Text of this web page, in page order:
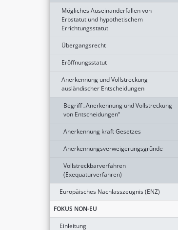
Mögliches Auseinanderfallen von
Erbstatut und hypothetischem
Errichtungsstatut
Übergangsrecht
Eröffnungsstatut
Anerkennung und Vollstreckung
ausländischer Entscheidungen
Begriff „Anerkennung und Vollstreckung
von Entscheidungen“
Anerkennung kraft Gesetzes
Anerkennungsverweigerungsgründe
Vollstreckbarverfahren
(Exequaturverfahren)
Europäisches Nachlasszeugnis (ENZ)
FOKUS NON-EU
Einleitung